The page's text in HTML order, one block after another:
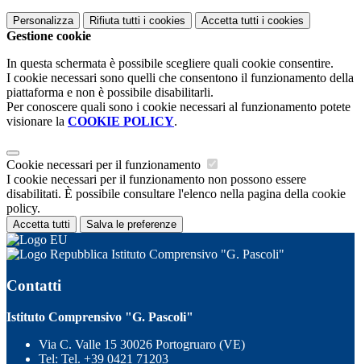
Personalizza Rifiuta tutti i cookies Accetta tutti i cookies
Gestione cookie
In questa schermata è possibile scegliere quali cookie consentire.
I cookie necessari sono quelli che consentono il funzionamento della
piattaforma e non è possibile disabilitarli.
Per conoscere quali sono i cookie necessari al funzionamento potete
visionare la COOKIE POLICY.
Cookie necessari per il funzionamento
I cookie necessari per il funzionamento non possono essere
disabilitati. È possibile consultare l'elenco nella pagina della cookie
policy.
Accetta tutti Salva le preferenze
Istituto Comprensivo "G. Pascoli"
Contatti
Istituto Comprensivo "G. Pascoli"
Via C. Valle 15 30026 Portogruaro (VE)
Tel: Tel. +39 0421 71203